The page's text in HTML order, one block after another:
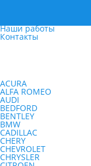
Наши работы
Контакты
ACURA
ALFA ROMEO
AUDI
BEDFORD
BENTLEY
BMW
CADILLAC
CHERY
CHEVROLET
CHRYSLER